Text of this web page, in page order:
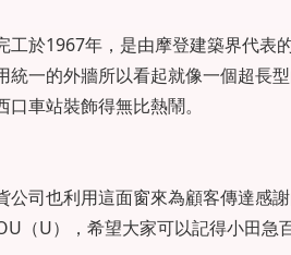
工於1967年，是由摩登建築界代表
統一的外牆所以看起就像一個超長
車站裝飾得無比熱鬧。
公司也利用這面窗來為顧客傳達感
（U），希望大家可以記得小田急